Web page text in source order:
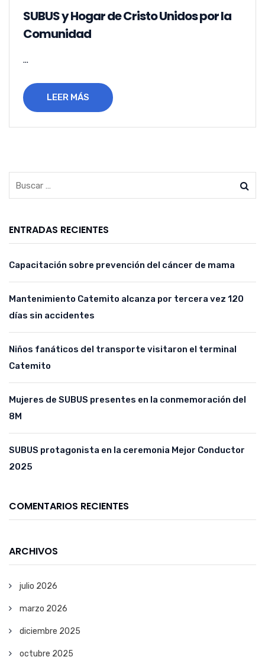
SUBUS y Hogar de Cristo Unidos por la
Comunidad
...
LEER MÁS
ENTRADAS RECIENTES
Capacitación sobre prevención del cáncer de mama
Mantenimiento Catemito alcanza por tercera vez 120
días sin accidentes
Niños fanáticos del transporte visitaron el terminal
Catemito
Mujeres de SUBUS presentes en la conmemoración del
8M
SUBUS protagonista en la ceremonia Mejor Conductor
2025
COMENTARIOS RECIENTES
ARCHIVOS
julio 2026
marzo 2026
diciembre 2025
octubre 2025